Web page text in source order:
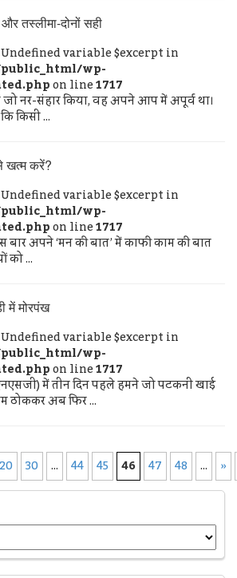
तस्लीमा-दोनों सही
variable $excerpt in
wp-
on line1717
नर-संहार किया, वह अपने आप में अपूर्व था।
किसी ...
खत्म करें?
variable $excerpt in
wp-
on line1717
इस बार अपने ‘मन की बात’ में काफी काम की बात
को ...
में मोरपंख
variable $excerpt in
wp-
on line1717
में तीन दिन पहले हमने जो पटकनी खाई
ठोककर अब फिर ...
20 30 ... 44 45 46 47 48 ... »